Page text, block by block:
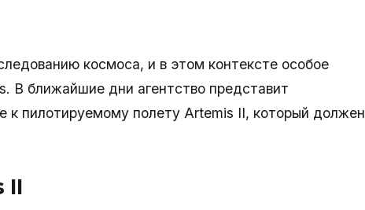
космоса, и в этом контексте особое
В ближайшие дни агентство представит
к пилотируемому полету Artemis II, который должен
II